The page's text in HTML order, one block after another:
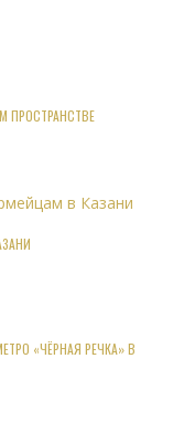
ПРОСТРАНСТВЕ
«ЧЁРНАЯ РЕЧКА» В